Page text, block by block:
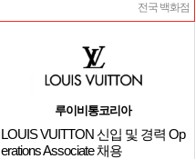
전국 백화점
루이비통코리아
LOUIS VUITTON 신입 및 경력 Op
erations Associate 채용